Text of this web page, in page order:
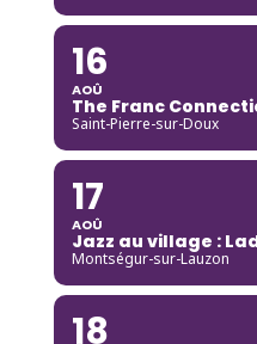
16
AOÛ
The Franc
Saint-Pierre-sur-Doux
17
AOÛ
Jazz au village :
Montségur-sur-Lauzon
18